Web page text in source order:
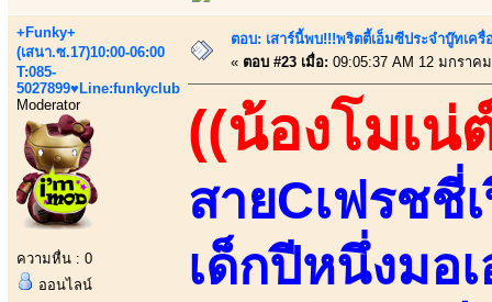
+Funky+
(เสนา.ซ.17)10:00-06:00
T:085-
5027899♥Line:funkyclub
Moderator
ความหื่น : 0
ออนไลน์
ตอบ: เสาร์นี้พบ!!!พริตตี้เอ็มซีประจำบู๊ทเค
« ตอบ #23 เมื่อ: 09:05:37 AM 12 มกราค
((น้องโมเน่
สายCเฟรชชี่
เด็กปีหนึ่งมอ